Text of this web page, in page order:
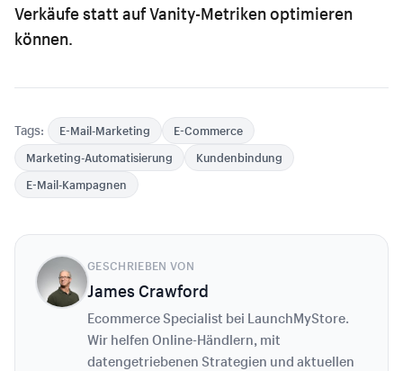
Verkäufe statt auf Vanity-Metriken optimieren
können.
Tags: E-Mail-Marketing
E-Commerce
Marketing-Automatisierung
Kundenbindung
E-Mail-Kampagnen
GESCHRIEBEN VON
James Crawford
Ecommerce Specialist bei LaunchMyStore.
Wir helfen Online-Händlern, mit
datengetriebenen Strategien und aktuellen